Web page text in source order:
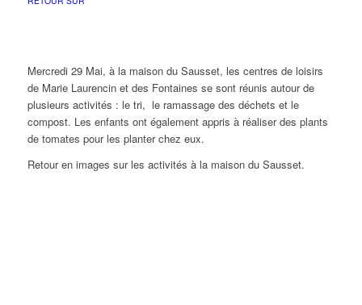
Mercredi 29 Mai, à la maison du Sausset, les centres de loisirs
de Marie Laurencin et des Fontaines se sont réunis autour de
plusieurs activités : le tri, le ramassage des déchets et le
compost. Les enfants ont également appris à réaliser des plants
de tomates pour les planter chez eux.
Retour en images sur les activités à la maison du Sausset.